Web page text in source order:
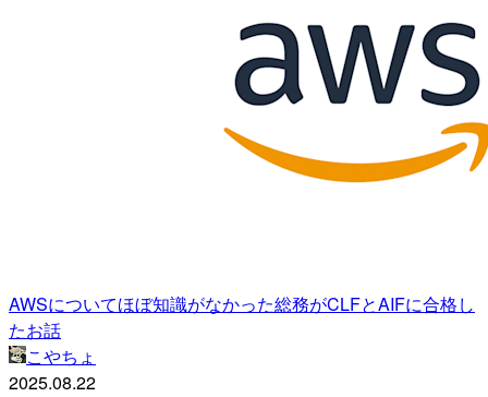
AWSについてほぼ知識がなかった総務がCLFとAIFに合格し
たお話
こやちょ
2025.08.22